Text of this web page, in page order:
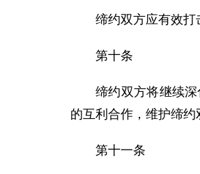
缔约双方应有效
第十条
缔约双方将继续
的互利合作，维护缔
第十一条